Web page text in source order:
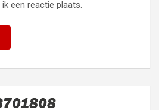
een reactie plaats.